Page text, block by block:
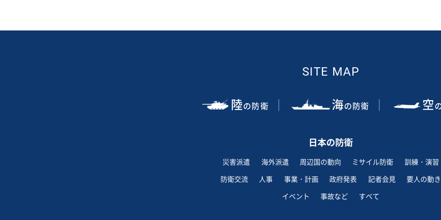
SITE MAP
陸の防衛 海の防衛 空
日本の防衛
災害派遣 海外派遣 周辺国の動向 ミサイル防衛
訓練・演習
防衛交流
人事 事業・計画 政府発表 記者会見
要人の動き
イベント
事故など すべて